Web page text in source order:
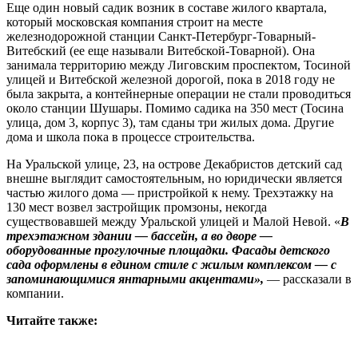
Еще один новый садик возник в составе жилого квартала,
который московская компания строит на месте
железнодорожной станции Санкт-Петербург-Товарный-
Витебский (ее еще называли Витебской-Товарной). Она
занимала территорию между Лиговским проспектом, Тосиной
улицей и Витебской железной дорогой, пока в 2018 году не
была закрыта, а контейнерные операции не стали проводиться
около станции Шушары. Помимо садика на 350 мест (Тосина
улица, дом 3, корпус 3), там сданы три жилых дома. Другие
дома и школа пока в процессе строительства.
На Уральской улице, 23, на острове Декабристов детский сад
внешне выглядит самостоятельным, но юридически является
частью жилого дома — пристройкой к нему. Трехэтажку на
130 мест возвел застройщик промзоны, некогда
существовавшей между Уральской улицей и Малой Невой. «В
трехэтажном здании — бассейн, а во дворе —
оборудованные прогулочные площадки. Фасады детского
сада оформлены в едином стиле с жилым комплексом — с
запоминающимися янтарными акцентами», — рассказали в
компании.
Читайте также: